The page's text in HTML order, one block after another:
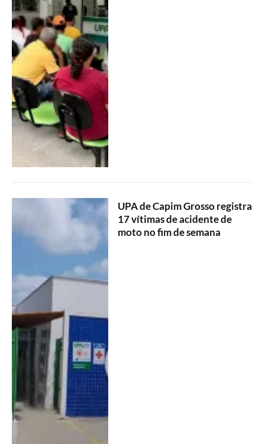
UPA de Capim Grosso registra
17 vítimas de acidente de
moto no fim de semana